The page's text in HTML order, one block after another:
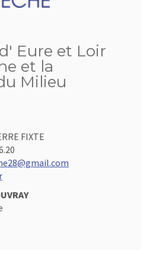
Eure et Loir
et la
Milieu
FIXTE